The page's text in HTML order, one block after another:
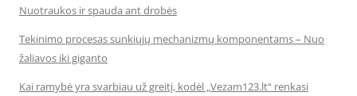
Nuotraukos ir spauda ant drobės
Tekinimo procesas sunkiųjų mechanizmų komponentams – Nuo
žaliavos iki giganto
Kai ramybė yra svarbiau už greitį, kodėl „Vezam123.lt“ renkasi